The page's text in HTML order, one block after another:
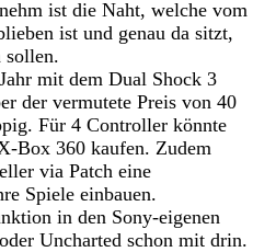
ist die Naht, welche vom
ist und genau da sitzt,
sollen.
mit dem Dual Shock 3
der vermutete Preis von 40
Für 4 Controller könnte
Box 360 kaufen. Zudem
via Patch eine
Spiele einbauen.
in den Sony-eigenen
Uncharted schon mit drin.